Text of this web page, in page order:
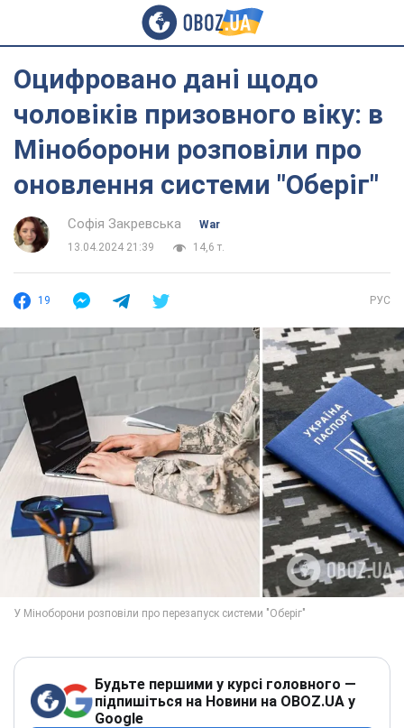
Оцифровано дані щодо
чоловіків призовного віку: в
Міноборони розповіли про
оновлення системи "Оберіг"
Софія Закревська
War
13.04.2024 21:39
14,6 т.
19 РУС
Будьте першими у курсі головного —
підпишіться на Новини на OBOZ.UA у
Google